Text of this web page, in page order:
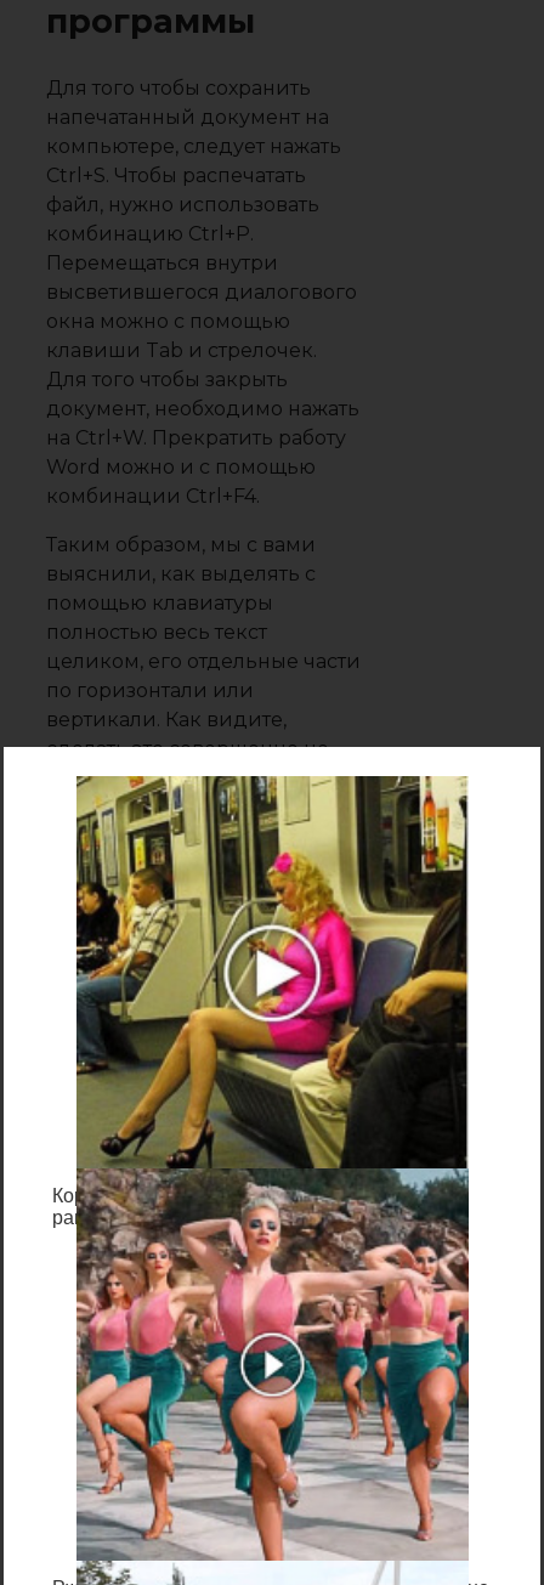
программы
Для того чтобы сохранить
напечатанный документ на
компьютере, следует нажать
Ctrl+S. Чтобы распечатать
файл, нужно использовать
комбинацию Ctrl+P.
Перемещаться внутри
высветившегося диалогового
окна можно с помощью
клавиши Tab и стрелочек.
Для того чтобы закрыть
документ, необходимо нажать
на Ctrl+W. Прекратить работу
Word можно и с помощью
комбинации Ctrl+F4.
Таким образом, мы с вами
выяснили, как выделять с
помощью клавиатуры
полностью весь текст
целиком, его отдельные части
по горизонтали или
вертикали. Как видите,
сделать это совершенно не
сложно. Так что, если у вас
сломается мышка, вы теперь
сможете без труда допечатать
начатый документ.
Как открыть
файл или
создать новый
документ
Королева вагона отожгла! Видео не оставит
равнодушным